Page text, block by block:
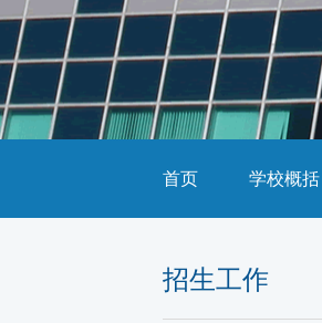
首页 学校概括
招生工作